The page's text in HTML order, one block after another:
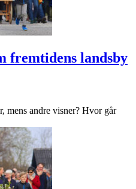
fremtidens landsby
mens andre visner? Hvor går